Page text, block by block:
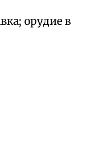
орудие в